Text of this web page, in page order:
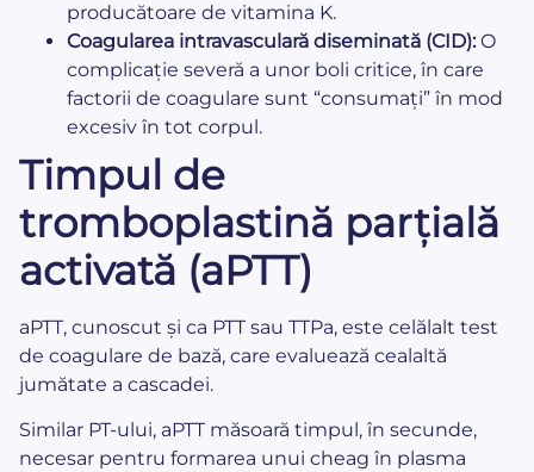
producătoare de vitamina K.
Coagularea intravasculară diseminată (CID):O
complicație severă a unor boli critice, în care
factorii de coagulare sunt “consumați” în mod
excesiv în tot corpul.
Timpul de
tromboplastină parțială
activată (aPTT)
aPTT, cunoscut și ca PTT sau TTPa, este celălalt test
de coagulare de bază, care evaluează cealaltă
jumătate a cascadei.
Similar PT-ului, aPTT măsoară timpul, în secunde,
necesar pentru formarea unui cheag în plasma